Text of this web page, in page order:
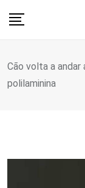
Cão volta a
polilaminina